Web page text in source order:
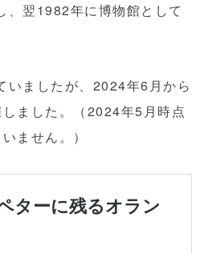
、翌1982年に博物館として
いましたが、2024年6月から
ました。（2024年5月時点
ません。）